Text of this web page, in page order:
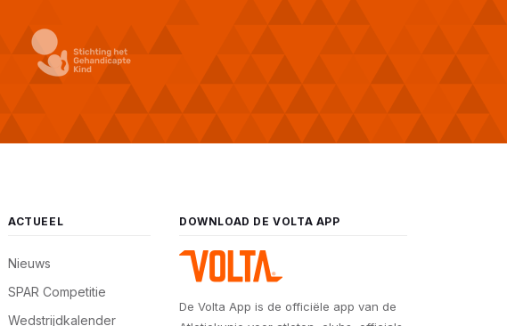
ACTUEEL
Nieuws
SPAR Competitie
Wedstrijdkalender
DOWNLOAD DE VOLTA APP
De Volta App is de officiële app van de